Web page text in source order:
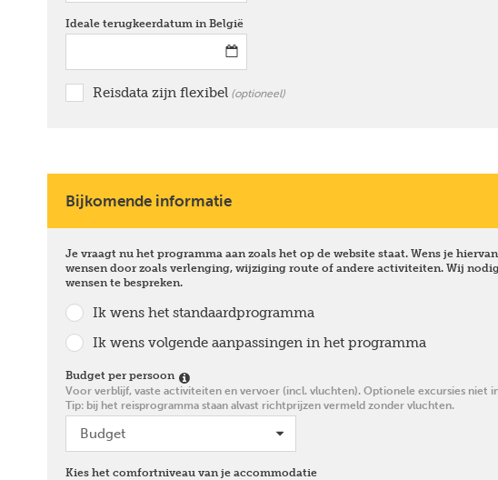
Ideale terugkeerdatum in België
Reisdata zijn flexibel optioneel
Bijkomende informatie
Je vraagt nu het programma aan zoals het op de website staat. Wens je
wensen door zoals verlenging, wijziging route of andere activiteiten. Wij
wensen te bespreken.
Ik wens het standaardprogramma
Ik wens volgende aanpassingen in het programma
Budget per persoon
Voor verblijf, vaste activiteiten en vervoer (incl. vluchten). Optionele excursies niet
Tip: bij het reisprogramma staan alvast richtprijzen vermeld zonder vluchten.
Kies het comfortniveau van je accommodatie